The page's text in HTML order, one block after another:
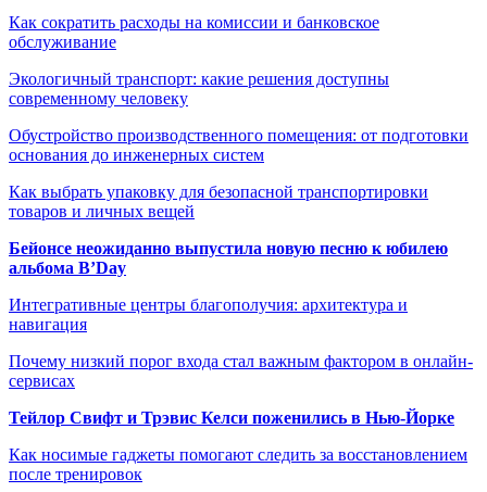
Как сократить расходы на комиссии и банковское
обслуживание
Экологичный транспорт: какие решения доступны
современному человеку
Обустройство производственного помещения: от подготовки
основания до инженерных систем
Как выбрать упаковку для безопасной транспортировки
товаров и личных вещей
Бейонсе неожиданно выпустила новую песню к юбилею
альбома B’Day
Интегративные центры благополучия: архитектура и
навигация
Почему низкий порог входа стал важным фактором в онлайн-
сервисах
Тейлор Свифт и Трэвис Келси поженились в Нью-Йорке
Как носимые гаджеты помогают следить за восстановлением
после тренировок